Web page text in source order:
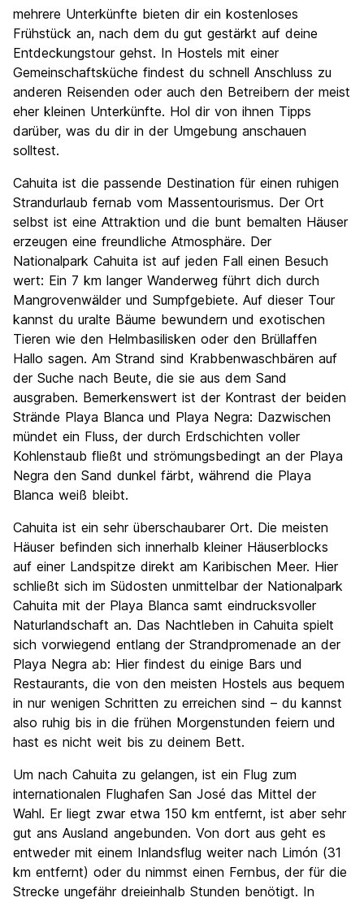
mehrere Unterkünfte bieten dir ein kostenloses
Frühstück an, nach dem du gut gestärkt auf deine
Entdeckungstour gehst. In Hostels mit einer
Gemeinschaftsküche findest du schnell Anschluss zu
anderen Reisenden oder auch den Betreibern der meist
eher kleinen Unterkünfte. Hol dir von ihnen Tipps
darüber, was du dir in der Umgebung anschauen
solltest.
Cahuita ist die passende Destination für einen ruhigen
Strandurlaub fernab vom Massentourismus. Der Ort
selbst ist eine Attraktion und die bunt bemalten Häuser
erzeugen eine freundliche Atmosphäre. Der
Nationalpark Cahuita ist auf jeden Fall einen Besuch
wert: Ein 7 km langer Wanderweg führt dich durch
Mangrovenwälder und Sumpfgebiete. Auf dieser Tour
kannst du uralte Bäume bewundern und exotischen
Tieren wie den Helmbasilisken oder den Brüllaffen
Hallo sagen. Am Strand sind Krabbenwaschbären auf
der Suche nach Beute, die sie aus dem Sand
ausgraben. Bemerkenswert ist der Kontrast der beiden
Strände Playa Blanca und Playa Negra: Dazwischen
mündet ein Fluss, der durch Erdschichten voller
Kohlenstaub fließt und strömungsbedingt an der Playa
Negra den Sand dunkel färbt, während die Playa
Blanca weiß bleibt.
Cahuita ist ein sehr überschaubarer Ort. Die meisten
Häuser befinden sich innerhalb kleiner Häuserblocks
auf einer Landspitze direkt am Karibischen Meer. Hier
schließt sich im Südosten unmittelbar der Nationalpark
Cahuita mit der Playa Blanca samt eindrucksvoller
Naturlandschaft an. Das Nachtleben in Cahuita spielt
sich vorwiegend entlang der Strandpromenade an der
Playa Negra ab: Hier findest du einige Bars und
Restaurants, die von den meisten Hostels aus bequem
in nur wenigen Schritten zu erreichen sind – du kannst
also ruhig bis in die frühen Morgenstunden feiern und
hast es nicht weit bis zu deinem Bett.
Um nach Cahuita zu gelangen, ist ein Flug zum
internationalen Flughafen San José das Mittel der
Wahl. Er liegt zwar etwa 150 km entfernt, ist aber sehr
gut ans Ausland angebunden. Von dort aus geht es
entweder mit einem Inlandsflug weiter nach Limón (31
km entfernt) oder du nimmst einen Fernbus, der für die
Strecke ungefähr dreieinhalb Stunden benötigt. In